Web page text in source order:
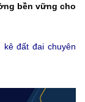
bền vững cho
đất đai chuyên